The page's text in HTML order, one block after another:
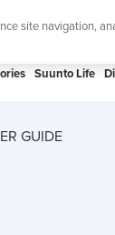
Suunto Life
GUIDE
site navigation,